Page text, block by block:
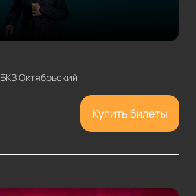
БКЗ Октябрьский
Купить билеты